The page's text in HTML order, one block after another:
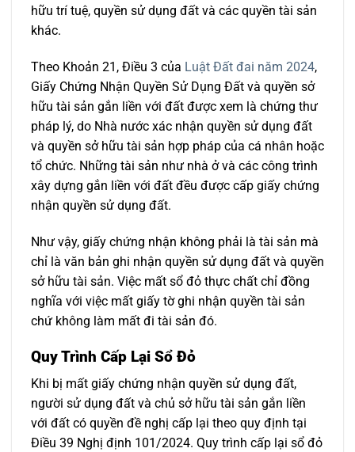
hữu trí tuệ, quyền sử dụng đất và các quyền tài sản
khác.
Theo Khoản 21, Điều 3 của Luật Đất đai năm 2024,
Giấy Chứng Nhận Quyền Sử Dụng Đất và quyền sở
hữu tài sản gắn liền với đất được xem là chứng thư
pháp lý, do Nhà nước xác nhận quyền sử dụng đất
và quyền sở hữu tài sản hợp pháp của cá nhân hoặc
tổ chức. Những tài sản như nhà ở và các công trình
xây dựng gắn liền với đất đều được cấp giấy chứng
nhận quyền sử dụng đất.
Như vậy, giấy chứng nhận không phải là tài sản mà
chỉ là văn bản ghi nhận quyền sử dụng đất và quyền
sở hữu tài sản. Việc mất sổ đỏ thực chất chỉ đồng
nghĩa với việc mất giấy tờ ghi nhận quyền tài sản
chứ không làm mất đi tài sản đó.
Quy Trình Cấp Lại Sổ Đỏ
Khi bị mất giấy chứng nhận quyền sử dụng đất,
người sử dụng đất và chủ sở hữu tài sản gắn liền
với đất có quyền đề nghị cấp lại theo quy định tại
Điều 39 Nghị định 101/2024. Quy trình cấp lại sổ đỏ